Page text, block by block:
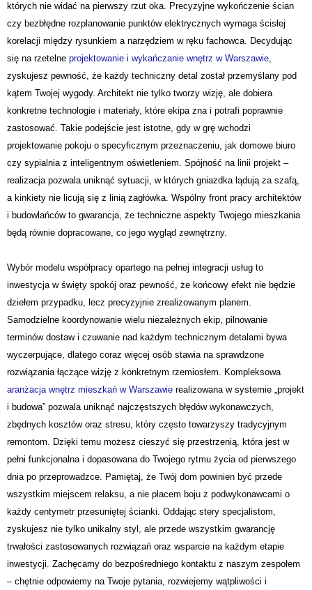
których nie widać na pierwszy rzut oka. Precyzyjne wykończenie ścian
czy bezbłędne rozplanowanie punktów elektrycznych wymaga ścisłej
korelacji między rysunkiem a narzędziem w ręku fachowca. Decydując
się na rzetelne projektowanie i wykańczanie wnętrz w Warszawie,
zyskujesz pewność, że każdy techniczny detal został przemyślany pod
kątem Twojej wygody. Architekt nie tylko tworzy wizję, ale dobiera
konkretne technologie i materiały, które ekipa zna i potrafi poprawnie
zastosować. Takie podejście jest istotne, gdy w grę wchodzi
projektowanie pokoju o specyficznym przeznaczeniu, jak domowe biuro
czy sypialnia z inteligentnym oświetleniem. Spójność na linii projekt –
realizacja pozwala uniknąć sytuacji, w których gniazdka lądują za szafą,
a kinkiety nie licują się z linią zagłówka. Wspólny front pracy architektów
i budowlańców to gwarancja, że techniczne aspekty Twojego mieszkania
będą równie dopracowane, co jego wygląd zewnętrzny.
Wybór modelu współpracy opartego na pełnej integracji usług to
inwestycja w święty spokój oraz pewność, że końcowy efekt nie będzie
dziełem przypadku, lecz precyzyjnie zrealizowanym planem.
Samodzielne koordynowanie wielu niezależnych ekip, pilnowanie
terminów dostaw i czuwanie nad każdym technicznym detalami bywa
wyczerpujące, dlatego coraz więcej osób stawia na sprawdzone
rozwiązania łączące wizję z konkretnym rzemiosłem. Kompleksowa
aranżacja wnętrz mieszkań w Warszawie realizowana w systemie „projekt
i budowa” pozwala uniknąć najczęstszych błędów wykonawczych,
zbędnych kosztów oraz stresu, który często towarzyszy tradycyjnym
remontom. Dzięki temu możesz cieszyć się przestrzenią, która jest w
pełni funkcjonalna i dopasowana do Twojego rytmu życia od pierwszego
dnia po przeprowadzce. Pamiętaj, że Twój dom powinien być przede
wszystkim miejscem relaksu, a nie placem boju z podwykonawcami o
każdy centymetr przesuniętej ścianki. Oddając stery specjalistom,
zyskujesz nie tylko unikalny styl, ale przede wszystkim gwarancję
trwałości zastosowanych rozwiązań oraz wsparcie na każdym etapie
inwestycji. Zachęcamy do bezpośredniego kontaktu z naszym zespołem
– chętnie odpowiemy na Twoje pytania, rozwiejemy wątpliwości i